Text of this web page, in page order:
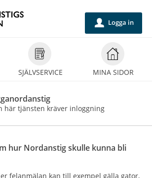
SJÄLVSERVICE MINA SIDOR
u Logga in
här tjänsten kräver inloggning
hur Nordanstig skulle kunna bli
felanmälan kan till exempel gälla gator,